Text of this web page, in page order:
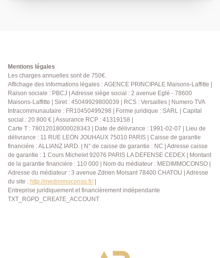
Mentions légales
Les charges annuelles sont de 750€.
Affichage des informations légales : AGENCE PRINCIPALE Maisons-Laffitte |
Raison sociale : PBCJ | Adresse siège social : 2 avenue Eglé - 78600
Maisons-Laffitte | Siret : 45049929800039 | RCS : Versailles | Numero TVA
Intracommunautaire : FR10450499298 | Forme juridique : SARL | Capital
social : 20 800 € | Assurance RCP : 41319158 |
Carte T : 78012018000028343 | Date de délivrance : 1991-02-07 | Lieu de
délivrance : 11 RUE LEON JOUHAUX 75010 PARIS | Caisse de garantie
financière : ALLIANZ IARD. | N° de caisse de garantie : NC | Adresse caisse
de garantie : 1 Cours Michelet 92076 PARIS LA DEFENSE CEDEX | Montant
de la garantie financière : 110 000 | Nom du médiateur : MEDIMMOCONSO |
Adresse du médiateur : 3 avenue Zdrien Moisant 78400 CHATOU | Adresse
du site : http://medimmoconso.fr/|
Entreprise juridiquement et financièrement indépendante
TXT_RGPD_CREATE_ACCOUNT